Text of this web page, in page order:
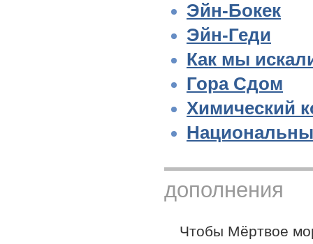
Эйн-Бокек
Эйн-Геди
Как мы
Гора Сдом
Химический
дополнения
Чтобы Мёртвое